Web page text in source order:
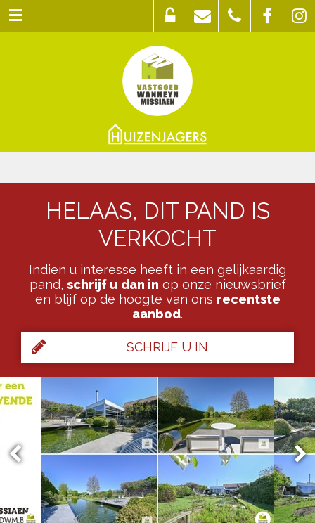
HELAAS, DIT PAND IS
VERKOCHT
Indien u interesse heeft in een gelijkaardig
pand, schrijf u dan in op onze nieuwsbrief
en blijf op de hoogte van ons recentste
aanbod.
SCHRIJF U IN